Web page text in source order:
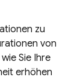
zu
von
Sie Ihre
erhöhen